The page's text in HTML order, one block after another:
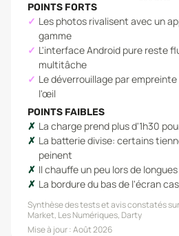
POINTS FORTS
Les photos rivalisent avec un
gamme
L'interface Android pure reste
multitâche
Le déverrouillage par
l'œil
POINTS FAIBLES
La charge prend plus d'1h30
La batterie divise: certains
peinent
Il chauffe un peu lors de
La bordure du bas de l'écran
Synthèse des tests et avis constatés
Market, Les Numériques, Darty
Mise à jour :Août 2026